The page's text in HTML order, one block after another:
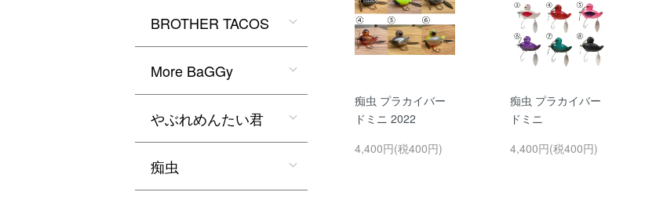
痴虫 プラカイバー
ドミニ 2022
4,400円(税400円)
痴虫 プラカイバー
ドミニ
4,400円(税400円)
BROTHER TACOS
More BaGGy
やぶれめんたい君
痴虫